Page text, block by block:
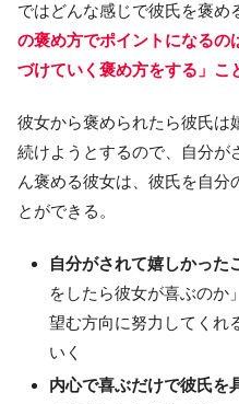
ではどんな感じで彼氏を褒め
の褒め方でポイントになるの
づけていく褒め方をする」こ
彼女から褒められたら彼氏は
続けようとするので、自分が
ん褒める彼女は、彼氏を自分
とができる。
自分がされて嬉しかった
をしたら彼女が喜ぶのか
望む方向に努力してくれ
いく
内心で喜ぶだけで彼氏を